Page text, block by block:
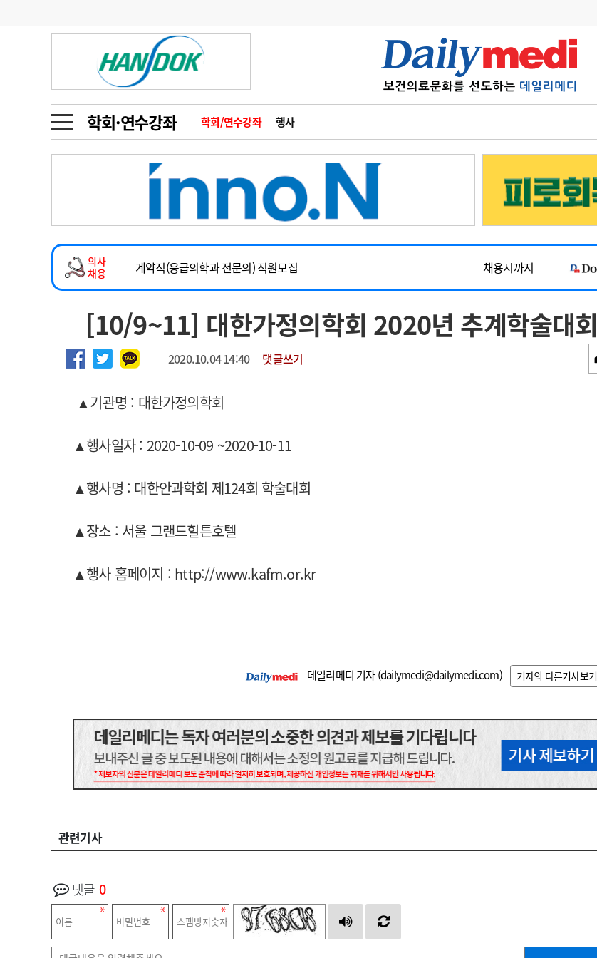
학회·연수강좌 학회/연수강좌 행사
금주의 검색어
1
의사인력 수급 추계
3
AI의료
4
전공의 모집 결과
6
관리급여 실시
수련환경 개선
의과대학 입시
인사 사고
오피니언 수첩
인물 초대석 피플
동영상뉴스
포토뉴스
메디 Hospital 지역병원 중소병원
인포메이션 행정처분 판례 정책/통계 공시
고객센터 회사소개 법적고지 광고안내
의사
채용
2026년 하반기 인턴 모집
~2026-08-31
마취통증의학과 임기제 임상의사 채용
채용시까지
계약직(응급의학과 전문의) 직원모집
채용시까지
하반기 전공의(레지던트1년차) 모집
~2026-08-15
2026년 하반기 인턴 모집
~2026-08-31
마취통증의학과 임기제 임상의사 채용
[10/9~11] 대한가정의학회 2020년 추계학술대회
2020.10.04 14:40 댓글쓰기
▲기관명 : 대한가정의학회
▲행사일자 : 2020-10-09 ~2020-10-11
▲행사명 : 대한안과학회 제124회 학술대회
▲장소 : 서울 그랜드힐튼호텔
▲행사 홈페이지 : http://www.kafm.or.kr
데일리메디 기자 (dailymedi@dailymedi.com) 기자의 다른기사보기
관련기사
댓글 0